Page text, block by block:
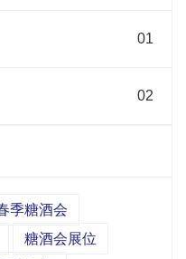
01
02
季糖酒会
糖酒会展位